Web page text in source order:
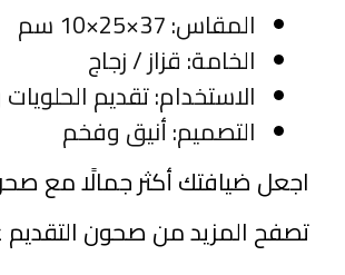
المقاس: 37×25×10 سم
الخامة: قزاز / زجاج
الاستخدام: تقديم
التصميم: أنيق وفخم
اجعل ضيافتك أكثر جمالًا مع
تصفح المزيد من صحون التقديم